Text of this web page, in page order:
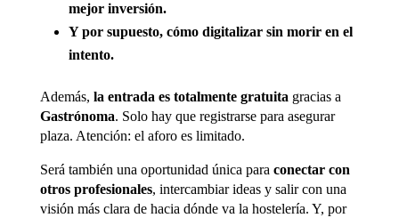
mejor inversión.
Y por supuesto, cómo digitalizar sin morir en el
intento.
Además, la entrada es totalmente gratuita gracias a
Gastrónoma. Solo hay que registrarse para asegurar
plaza. Atención: el aforo es limitado.
Será también una oportunidad única para conectar con
otros profesionales, intercambiar ideas y salir con una
visión más clara de hacia dónde va la hostelería. Y, por